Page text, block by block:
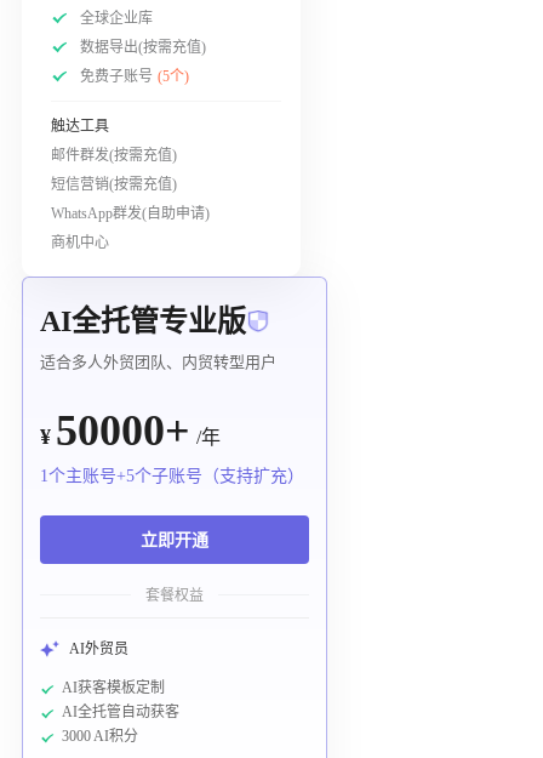
全球企业库
数据导出(按需充值)
免费子账号 (5个)
触达工具
邮件群发(按需充值)
短信营销(按需充值)
WhatsApp群发(自助申请)
商机中心
AI全托管专业版
适合多人外贸团队、内贸转型用户
¥ 50000+ /年
1个主账号+5个子账号（支持扩充）
立即开通
套餐权益
AI外贸员
AI获客模板定制
AI全托管自动获客
3000 AI积分